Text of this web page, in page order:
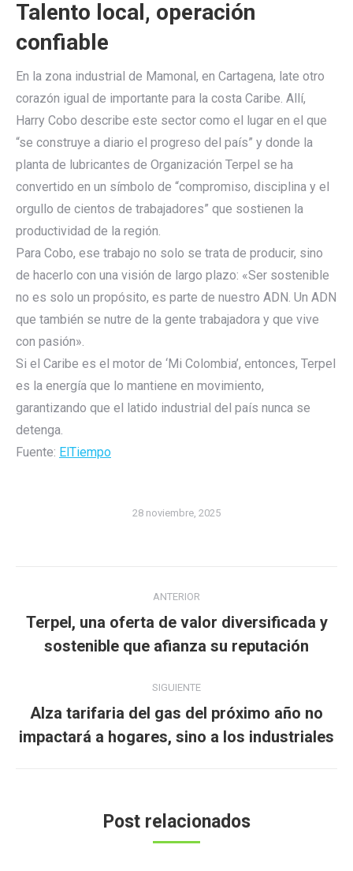
Talento local, operación
confiable
En la zona industrial de Mamonal, en Cartagena, late otro
corazón igual de importante para la costa Caribe. Allí,
Harry Cobo describe este sector como el lugar en el que
“se construye a diario el progreso del país” y donde la
planta de lubricantes de Organización Terpel se ha
convertido en un símbolo de “compromiso, disciplina y el
orgullo de cientos de trabajadores” que sostienen la
productividad de la región.
Para Cobo, ese trabajo no solo se trata de producir, sino
de hacerlo con una visión de largo plazo: «Ser sostenible
no es solo un propósito, es parte de nuestro ADN. Un ADN
que también se nutre de la gente trabajadora y que vive
con pasión».
Si el Caribe es el motor de ‘Mi Colombia’, entonces, Terpel
es la energía que lo mantiene en movimiento,
garantizando que el latido industrial del país nunca se
detenga.
Fuente: ElTiempo
28 noviembre, 2025
entre
publicaciones
ANTERIOR
Publicación
anterior:
Terpel, una oferta de valor diversificada y
sostenible que afianza su reputación
SIGUIENTE
Publicación
siguiente:
Alza tarifaria del gas del próximo año no
impactará a hogares, sino a los industriales
Post relacionados